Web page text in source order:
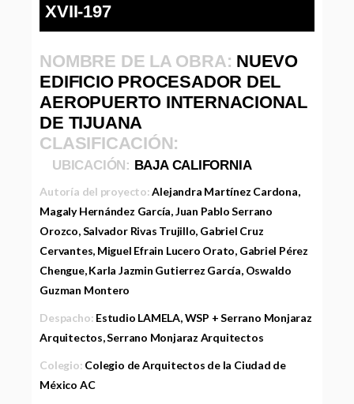
XVII-197
NOMBRE DE LA OBRA: NUEVO
EDIFICIO PROCESADOR DEL
AEROPUERTO INTERNACIONAL
DE TIJUANA
CLASIFICACIÓN:
UBICACIÓN: BAJA CALIFORNIA
Autoría del proyecto:Alejandra Martínez Cardona,
Magaly Hernández García, Juan Pablo Serrano
Orozco, Salvador Rivas Trujillo, Gabriel Cruz
Cervantes, Miguel Efrain Lucero Orato, Gabriel Pérez
Chengue, Karla Jazmin Gutierrez García, Oswaldo
Guzman Montero
Despacho: Estudio LAMELA, WSP + Serrano Monjaraz
Arquitectos, Serrano Monjaraz Arquitectos
Colegio: Colegio de Arquitectos de la Ciudad de
México AC